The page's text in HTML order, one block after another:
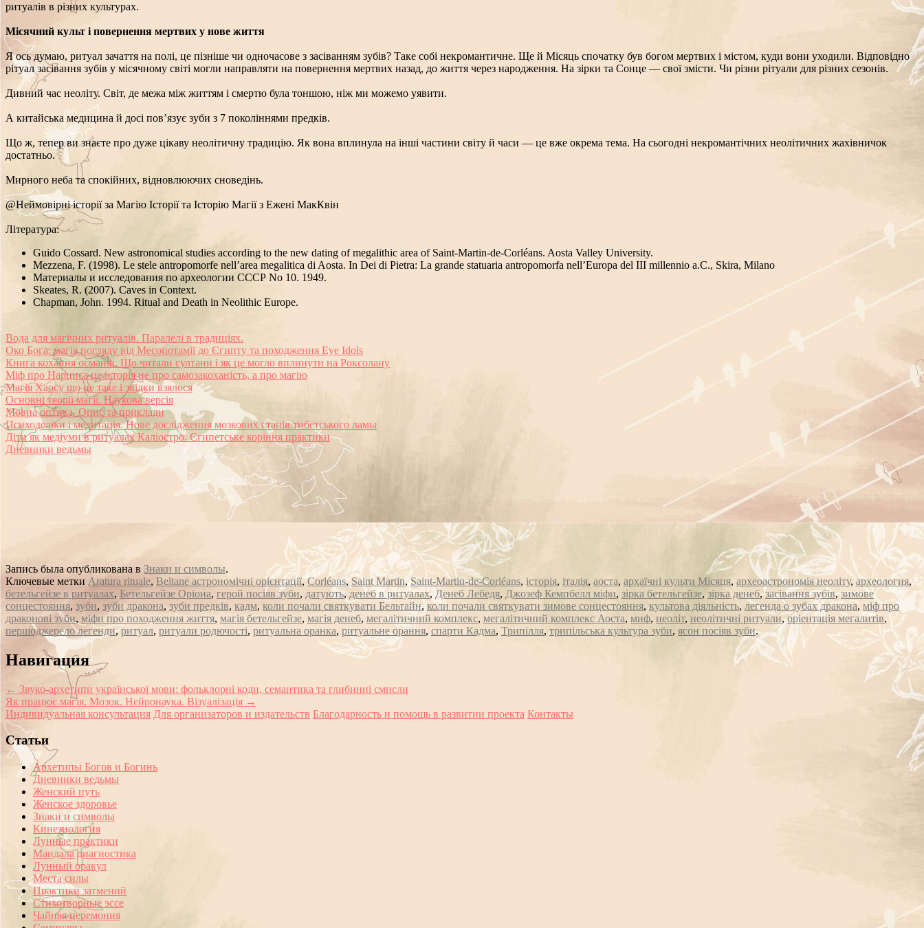
ритуалів в різних культурах.
Місячний культ і повернення мертвих у нове життя
Я ось думаю, ритуал зачаття на полі, це пізніше чи одночасове з засіванням зубів? Таке собі некромантичне. Ще й Місяць спочатку був богом мертвих і містом, куди вони уходили. Відповідно
рітуал засівання зубів у місячному світі могли направляти на повернення мертвих назад, до життя через народження. На зірки та Сонце — свої змісти. Чи різни рітуали для різних сезонів.
Дивний час неоліту. Світ, де межа між життям і смертю була тоншою, ніж ми можемо уявити.
А китайська медицина й досі пов’язує зуби з 7 поколіннями предків.
Що ж, тепер ви знаєте про дуже цікаву неолітичну традицію. Як вона вплинула на інші частини світу й часи — це вже окрема тема. На сьогодні некромантічних неолітичних жахівничок
достатньо.
Мирного неба та спокійних, відновлюючих сноведінь.
@Неймовірні історії за Магію Історії та Історію Магії з Ежені МакКвін
Література:
Guido Cossard. New astronomical studies according to the new dating of megalithic area of Saint-Martin-de-Corléans. Aosta Valley University.
Mezzena, F. (1998). Le stele antropomorfe nell’area megalitica di Aosta. In Dei di Pietra: La grande statuaria antropomorfa nell’Europa del III millennio a.C., Skira, Milano
Материалы и исследования по археологии СССР No 10. 1949.
Skeates, R. (2007). Caves in Context.
Chapman, John. 1994. Ritual and Death in Neolithic Europe.
Вода для магічних ритуалів. Паралелі в традиціях.
Око Бога: магія погляду від Месопотамії до Єгипту та походження Eye Idols
Книга кохання османів. Що читали султани і як це могло вплинути на Роксолану
Міф про Нарциса це історія не про самозакоханість, а про магію
Магія Хаосу що це таке і звідки взялося
Основні теорії магії. Наукова версія
Мовна оптика. Опис та приклади
Психоделіки і медитація. Нове дослідження мозкових станів тибетського ламы
Діти як медіуми в ритуалах Каліостро. Єгипетське коріння практики
Дневники ведьмы
Запись была опубликована в Знаки и символы.
Ключевые метки Aratura rituale, Beltane астрономічні орієнтації,Corléans,Saint Martin, Saint‑Martin‑de‑Corléans, історія, італія, аоста, архаїчні культи Місяця, археоастрономія неоліту,археология,
бетельгейзе в ритуалах, Бетельгейзе Оріона, герой посіяв зуби, датують, денеб в ритуалах, Денеб Лебедя, Джозеф Кемпбелл міфи, зірка бетельгейзе, зірка денеб,засівання зубів,зимове
сонцестояння, зуби, зуби дракона, зуби предків, кадм, коли почали святкувати Бельтайн, коли почали святкувати зимове сонцестояння, культова діяльність, легенда о зубах дракона, міф про
драконові зуби, міфи про походження життя, магія бетельгейзе, магія денеб, мегалітичний комплекс, мегалітичний комплекс Аоста, миф, неоліт, неолітичні ритуали,оріентація мегалитів,
першоджерело легенди,ритуал, ритуали родючості, ритуальна оранка, ритуальне орання, спарти Кадма, Трипілля, трипільська культура зуби, ясон посіяв зуби.
Сообщение
навигации
Навигация
← Звуко‑архетипи української мови: фольклорні коди, семантика та глибинні смисли
Як працює магія. Мозок. Нейронаука. Візуалізація →
Индивидуальная консультация Для организаторов и издательств Благодарность и помощь в развитии проекта Контакты
Статьи
Архетипы Богов и Богинь
Дневники ведьмы
Женский путь
Женское здоровье
Знаки и символы
Кинезиология
Лунные практики
Мандала диагностика
Лунный оракул
Места силы
Практики затмений
Стихотворные эссе
Чайная церемония